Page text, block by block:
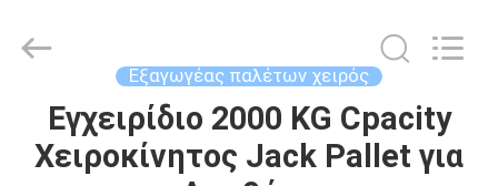
ΑΡΧΙΚΉ
ΣΕΛΊΔΑ
CO.,LIMITED.
Εξαγωγέας παλέτων χειρός
Εγχειρίδιο 2000 KG Cpacity
Χειροκίνητος Jack Pallet για